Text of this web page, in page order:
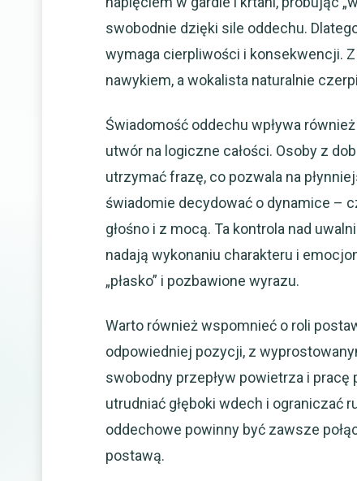
swobodnie dzięki sile oddechu.
wymaga cierpliwości i konsekwencji.
nawykiem, a wokalista naturalnie
Świadomość oddechu wpływa
utwór na logiczne całości. Osoby z
utrzymać frazę, co pozwala na
świadomie decydować o dynamice –
głośno i z mocą. Ta kontrola nad
nadają wykonaniu charakteru i
„płasko” i pozbawione wyrazu.
Warto również wspomnieć o roli
odpowiedniej pozycji, z
swobodny przepływ powietrza i
utrudniać głęboki wdech i ograniczać
oddechowe powinny być zawsze
postawą.